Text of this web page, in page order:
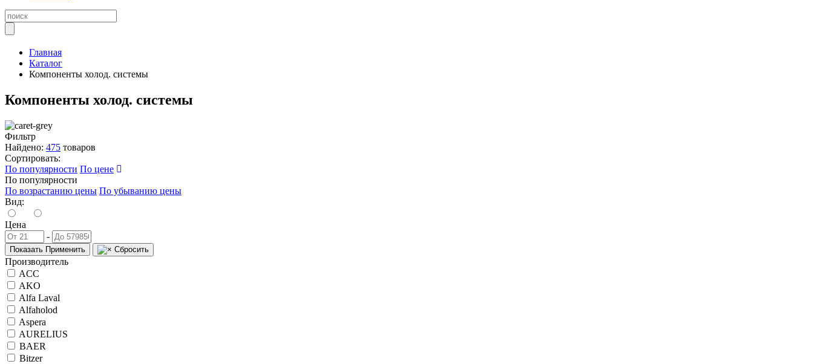
Главная
Каталог
Компоненты холод. системы
Компоненты холод. системы
Фильтр
Найдено: 475 товаров
Сортировать:
По популярности По цене
По популярности
По возрастанию цены По убыванию цены
Вид:
Цена
-
Показать Применить Сбросить
Производитель
ACC
AKO
Alfa Laval
Alfaholod
Aspera
AURELIUS
BAER
Bitzer